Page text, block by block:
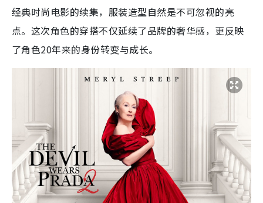
经典时尚电影的续集，服装造型自然是不可忽视的亮
点。这次角色的穿搭不仅延续了品牌的奢华感，更反映
了角色20年来的身份转变与成长。